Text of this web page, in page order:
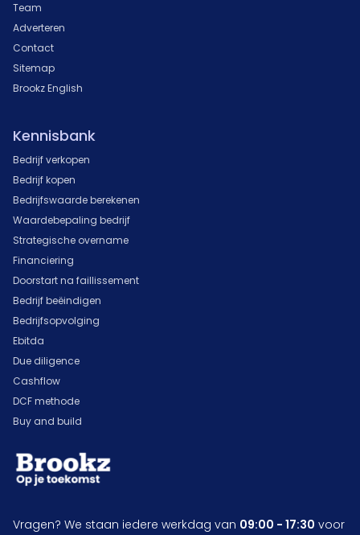
Team
Adverteren
Contact
Sitemap
Brookz English
Kennisbank
Bedrijf verkopen
Bedrijf kopen
Bedrijfswaarde berekenen
Waardebepaling bedrijf
Strategische overname
Financiering
Doorstart na faillissement
Bedrijf beëindigen
Bedrijfsopvolging
Ebitda
Due diligence
Cashflow
DCF methode
Buy and build
Vragen? We staan iedere werkdag van 09:00 - 17:30 voor